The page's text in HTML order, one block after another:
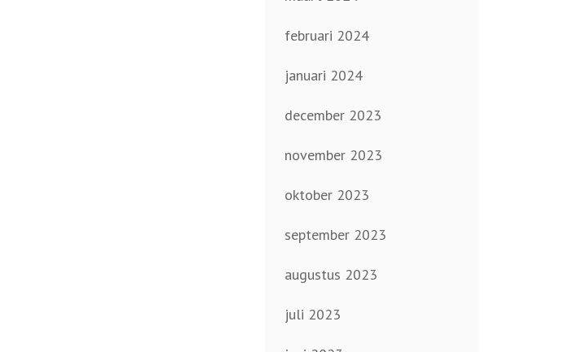
februari 2024
januari 2024
december 2023
november 2023
oktober 2023
september 2023
augustus 2023
juli 2023